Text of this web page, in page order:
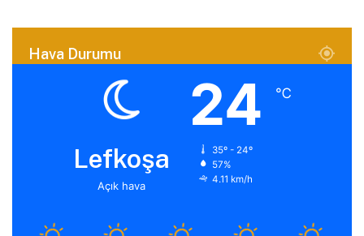
Hava Durumu
Lefkoşa
Açık hava
24 ℃
35º - 24º
57%
4.11 km/h